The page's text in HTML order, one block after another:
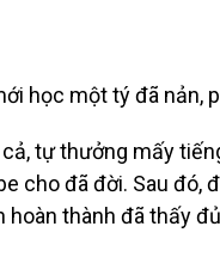
học một tý đã nản,
tự thưởng mấy
cho đã đời. Sau đó,
hoàn thành đã thấy